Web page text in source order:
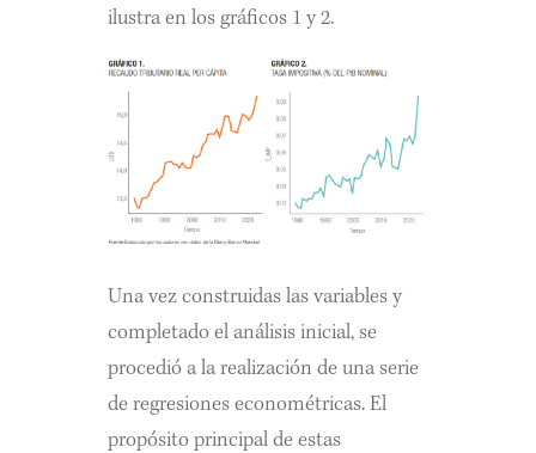
ilustra en los gráficos 1 y 2.
Una vez construidas las variables y
completado el análisis inicial, se
procedió a la realización de una serie
de regresiones econométricas. El
propósito principal de estas